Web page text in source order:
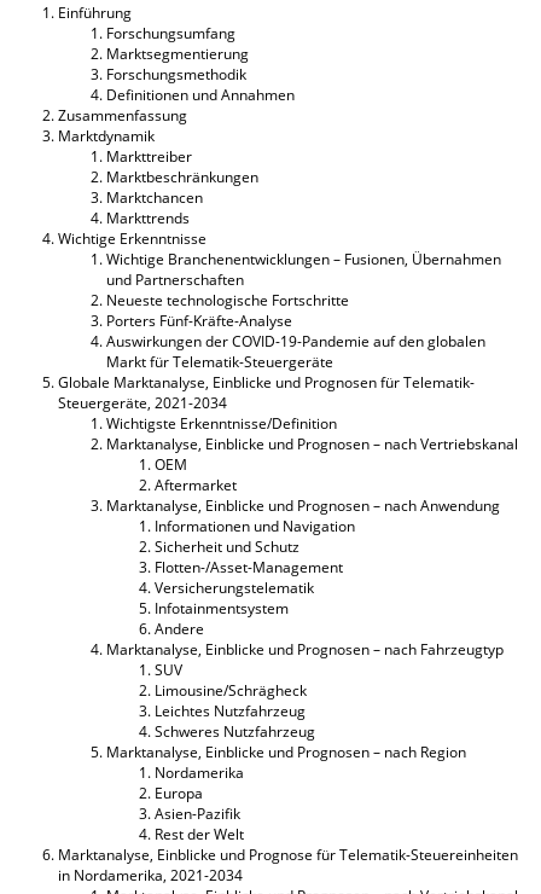
Einführung
Forschungsumfang
Marktsegmentierung
Forschungsmethodik
Definitionen und Annahmen
Zusammenfassung
Marktdynamik
Markttreiber
Marktbeschränkungen
Marktchancen
Markttrends
Wichtige Erkenntnisse
Wichtige Branchenentwicklungen – Fusionen, Übernahmen
und Partnerschaften
Neueste technologische Fortschritte
Porters Fünf-Kräfte-Analyse
Auswirkungen der COVID-19-Pandemie auf den globalen
Markt für Telematik-Steuergeräte
Globale Marktanalyse, Einblicke und Prognosen für Telematik-
Steuergeräte, 2021-2034
Wichtigste Erkenntnisse/Definition
Marktanalyse, Einblicke und Prognosen – nach Vertriebskanal
OEM
Aftermarket
Marktanalyse, Einblicke und Prognosen – nach Anwendung
Informationen und Navigation
Sicherheit und Schutz
Flotten-/Asset-Management
Versicherungstelematik
Infotainmentsystem
Andere
Marktanalyse, Einblicke und Prognosen – nach Fahrzeugtyp
SUV
Limousine/Schrägheck
Leichtes Nutzfahrzeug
Schweres Nutzfahrzeug
Marktanalyse, Einblicke und Prognosen – nach Region
Nordamerika
Europa
Asien-Pazifik
Rest der Welt
Marktanalyse, Einblicke und Prognose für Telematik-Steuereinheiten
in Nordamerika, 2021-2034